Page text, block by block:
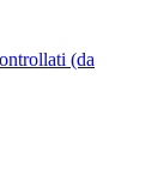
(da